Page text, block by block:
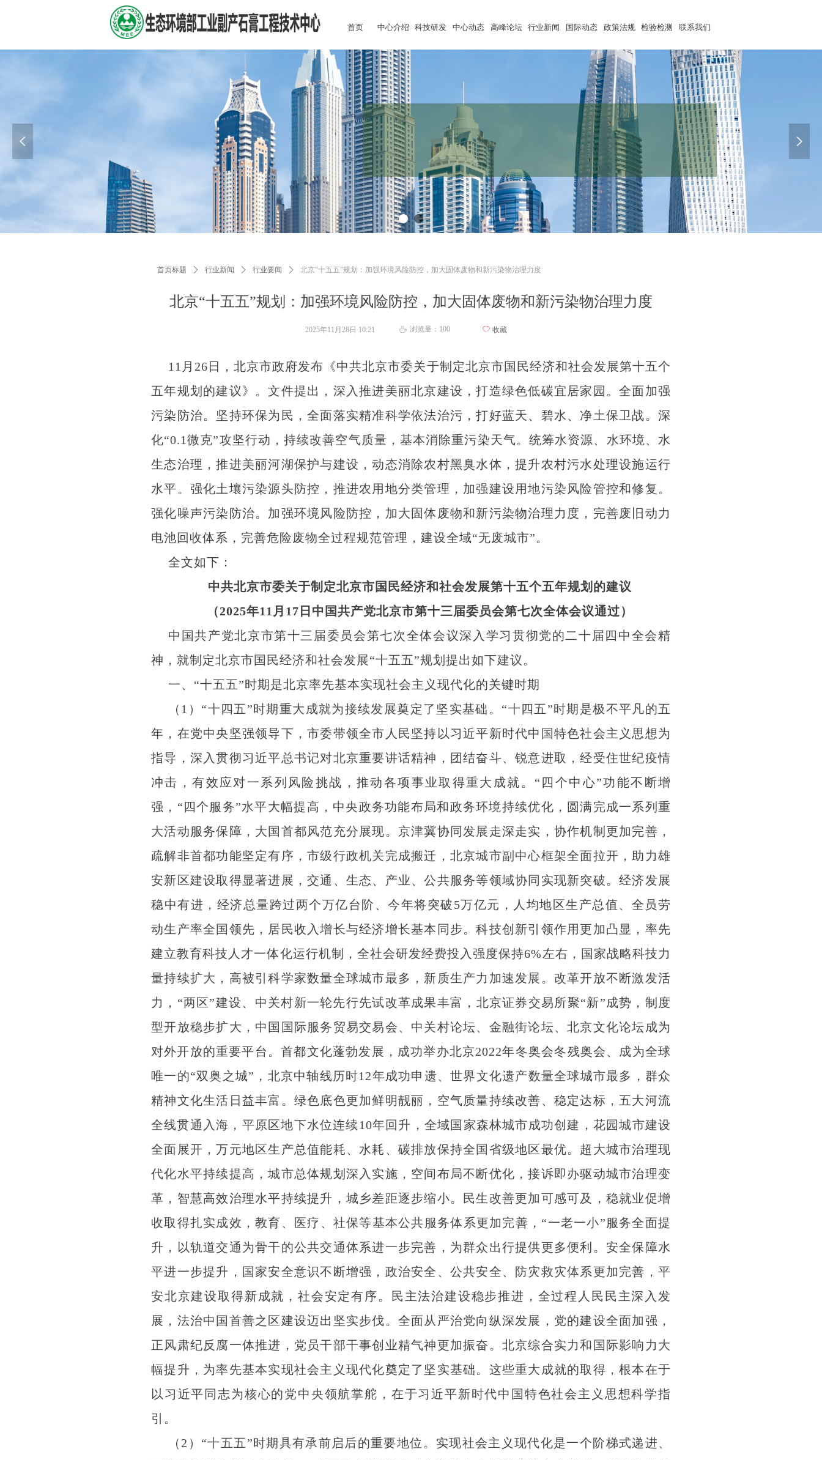
首页 中心介绍 科技研发 中心动态 高峰论坛 行业新闻 国际动态 政策法规 检验检测 联系我们
推动资源再生 促进可持续发展
넳 넲
北京“十五五”规划：加强环境风险防控，加大固体废物和新污染物治理力度
首页标题 ꄲ 行业新闻 ꄲ 行业要闻 ꄲ 北京“十五五”规划：加强环境风险防控，加大固体废物和新污染物治理力度
11月26日，北京市政府发布《中共北京市委关于制定北京市国民经济和社会发展第十五个
五年规划的建议》。文件提出，深入推进美丽北京建设，打造绿色低碳宜居家园。全面加强
污染防治。坚持环保为民，全面落实精准科学依法治污，打好蓝天、碧水、净土保卫战。深
化“0.1微克”攻坚行动，持续改善空气质量，基本消除重污染天气。统筹水资源、水环境、水
生态治理，推进美丽河湖保护与建设，动态消除农村黑臭水体，提升农村污水处理设施运行
水平。强化土壤污染源头防控，推进农用地分类管理，加强建设用地污染风险管控和修复。
强化噪声污染防治。加强环境风险防控，加大固体废物和新污染物治理力度，完善废旧动力
电池回收体系，完善危险废物全过程规范管理，建设全域“无废城市”。
全文如下：
中共北京市委关于制定北京市国民经济和社会发展第十五个五年规划的建议
（2025年11月17日中国共产党北京市第十三届委员会第七次全体会议通过）
中国共产党北京市第十三届委员会第七次全体会议深入学习贯彻党的二十届四中全会精
神，就制定北京市国民经济和社会发展“十五五”规划提出如下建议。
一、“十五五”时期是北京率先基本实现社会主义现代化的关键时期
（1）“十四五”时期重大成就为接续发展奠定了坚实基础。“十四五”时期是极不平凡的五
年，在党中央坚强领导下，市委带领全市人民坚持以习近平新时代中国特色社会主义思想为
指导，深入贯彻习近平总书记对北京重要讲话精神，团结奋斗、锐意进取，经受住世纪疫情
冲击，有效应对一系列风险挑战，推动各项事业取得重大成就。“四个中心”功能不断增
强，“四个服务”水平大幅提高，中央政务功能布局和政务环境持续优化，圆满完成一系列重
大活动服务保障，大国首都风范充分展现。京津冀协同发展走深走实，协作机制更加完善，
疏解非首都功能坚定有序，市级行政机关完成搬迁，北京城市副中心框架全面拉开，助力雄
安新区建设取得显著进展，交通、生态、产业、公共服务等领域协同实现新突破。经济发展
稳中有进，经济总量跨过两个万亿台阶、今年将突破5万亿元，人均地区生产总值、全员劳
动生产率全国领先，居民收入增长与经济增长基本同步。科技创新引领作用更加凸显，率先
建立教育科技人才一体化运行机制，全社会研发经费投入强度保持6%左右，国家战略科技力
量持续扩大，高被引科学家数量全球城市最多，新质生产力加速发展。改革开放不断激发活
力，“两区”建设、中关村新一轮先行先试改革成果丰富，北京证券交易所聚“新”成势，制度
型开放稳步扩大，中国国际服务贸易交易会、中关村论坛、金融街论坛、北京文化论坛成为
对外开放的重要平台。首都文化蓬勃发展，成功举办北京2022年冬奥会冬残奥会、成为全球
唯一的“双奥之城”，北京中轴线历时12年成功申遗、世界文化遗产数量全球城市最多，群众
精神文化生活日益丰富。绿色底色更加鲜明靓丽，空气质量持续改善、稳定达标，五大河流
全线贯通入海，平原区地下水位连续10年回升，全域国家森林城市成功创建，花园城市建设
全面展开，万元地区生产总值能耗、水耗、碳排放保持全国省级地区最优。超大城市治理现
代化水平持续提高，城市总体规划深入实施，空间布局不断优化，接诉即办驱动城市治理变
革，智慧高效治理水平持续提升，城乡差距逐步缩小。民生改善更加可感可及，稳就业促增
收取得扎实成效，教育、医疗、社保等基本公共服务体系更加完善，“一老一小”服务全面提
升，以轨道交通为骨干的公共交通体系进一步完善，为群众出行提供更多便利。安全保障水
平进一步提升，国家安全意识不断增强，政治安全、公共安全、防灾救灾体系更加完善，平
安北京建设取得新成就，社会安定有序。民主法治建设稳步推进，全过程人民民主深入发
展，法治中国首善之区建设迈出坚实步伐。全面从严治党向纵深发展，党的建设全面加强，
正风肃纪反腐一体推进，党员干部干事创业精气神更加振奋。北京综合实力和国际影响力大
幅提升，为率先基本实现社会主义现代化奠定了坚实基础。这些重大成就的取得，根本在于
以习近平同志为核心的党中央领航掌舵，在于习近平新时代中国特色社会主义思想科学指
引。
（2）“十五五”时期具有承前启后的重要地位。实现社会主义现代化是一个阶梯式递进、
2025年11月28日 10:21 ꄘ 浏览量： 100 ꄀ 收藏